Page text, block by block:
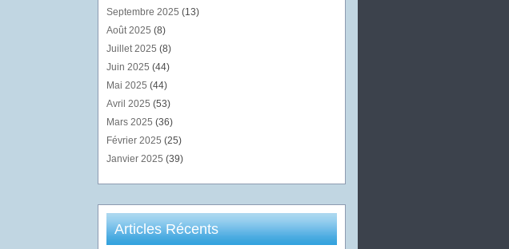
Septembre 2025 (13)
Août 2025 (8)
Juillet 2025 (8)
Juin 2025 (44)
Mai 2025 (44)
Avril 2025 (53)
Mars 2025 (36)
Février 2025 (25)
Janvier 2025 (39)
Articles Récents